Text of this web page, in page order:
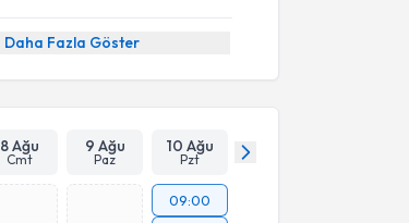
Daha Fazla Göster
8 Ağu
Cmt
9 Ağu
Paz
10 Ağu
Pzt
09:00